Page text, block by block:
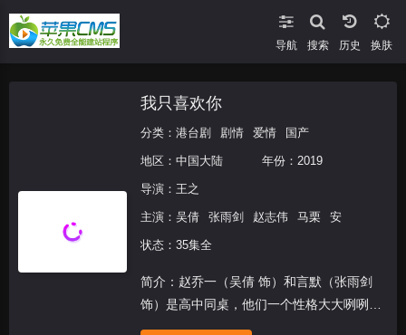
导航 搜索 换肤
我只喜欢你
分类： 港台剧 剧情 爱情 国产
地区： 中国大陆 年份： 2019
导演： 王之
主演： 吴倩 张雨剑 赵志伟 马栗 安
状态：35集全
简介：赵乔一（吴倩 饰）和言默（张雨剑
饰）是高中同桌，他们一个性格大大咧咧迷
迷糊糊，另一个则是学校里有名的冷血学